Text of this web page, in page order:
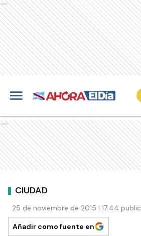
Ads
Ads
CIUDAD
25 de noviembre de 2015 | 17:44
Añadir como fuente en